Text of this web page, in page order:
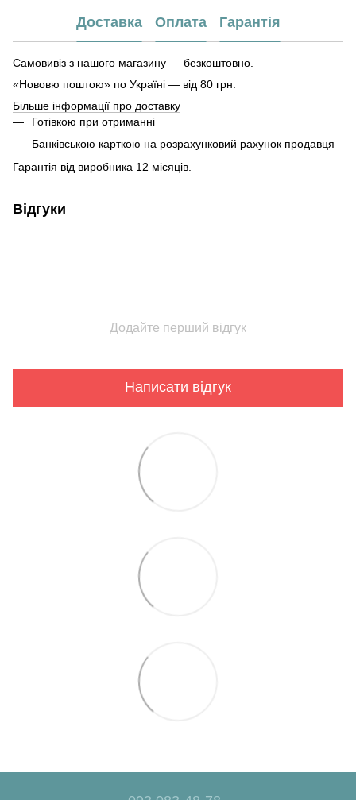
Доставка Оплата Гарантія
Самовивіз з нашого магазину — безкоштовно.
«Нововю поштою» по Україні — від 80 грн.
Більше інформації про доставку
Готівкою при отриманні
Банківською карткою на розрахунковий рахунок продавця
Гарантія від виробника 12 місяців.
Відгуки
Додайте перший відгук
Написати відгук